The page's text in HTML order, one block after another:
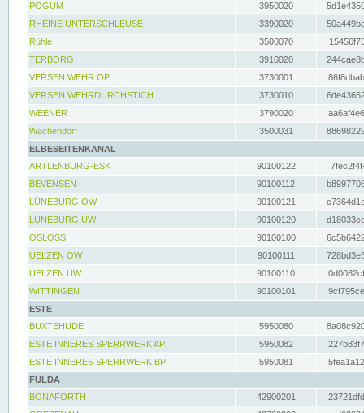
POGUM
3950020
RHEINE UNTERSCHLEUSE
3390020
Rühle
3500070
TERBORG
3910020
VERSEN WEHR OP
3730001
VERSEN WEHRDURCHSTICH
3730010
WEENER
3790020
Wachendorf
3500031
ELBESEITENKANAL
ARTLENBURG-ESK
90100122
BEVENSEN
90100112
LÜNEBURG OW
90100121
LÜNEBURG UW
90100120
OSLOSS
90100100
UELZEN OW
90100111
UELZEN UW
90100110
WITTINGEN
90100101
ESTE
BUXTEHUDE
5950080
ESTE INNERES SPERRWERK AP
5950082
ESTE INNERES SPERRWERK BP
5950081
FULDA
BONAFORTH
42900201